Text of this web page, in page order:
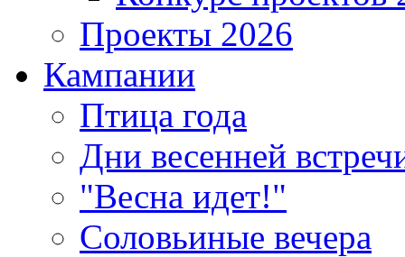
Проекты 2026
Кампании
Птица года
Дни весенней
"Весна идет!"
Соловьиные вечера